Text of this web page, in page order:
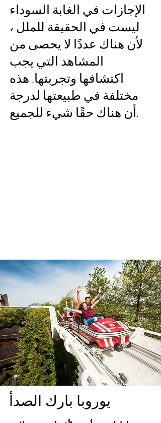
الإجازات في الغابة السوداء
ليست في الحقيقة للملل ،
لأن هناك عددًا لا يحصى من
المشاهد التي يجب
اكتشافها وتجربتها. هذه
مختلفة في طبيعتها لدرجة
أن هناك حقًا شيء للجميع.
يوروبا بارك الصدأ